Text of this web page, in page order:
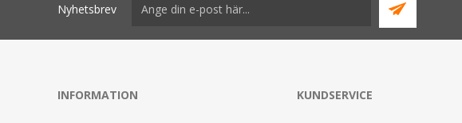
Nyhetsbrev
INFORMATION KUNDSERVICE